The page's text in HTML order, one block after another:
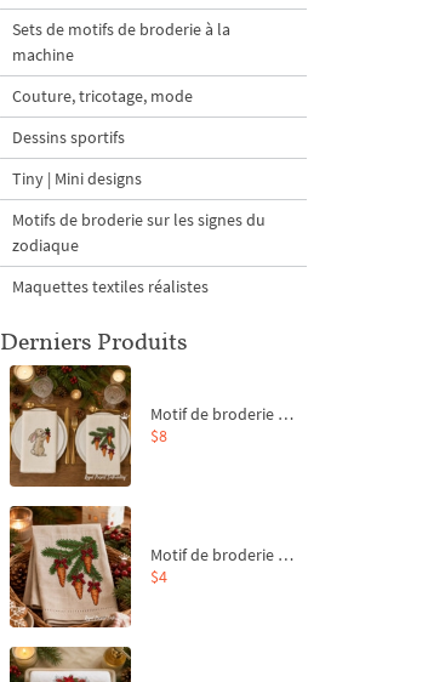
Sets de motifs de broderie à la
machine
Couture, tricotage, mode
Dessins sportifs
Tiny | Mini designs
Motifs de broderie sur les signes du
zodiaque
Maquettes textiles réalistes
Derniers Produits
Motif de broderie machine Branche de sapin et carottes - 4 tailles
$8
Motif de broderie machine Branche de sapin et carottes - 4 tailles
$4